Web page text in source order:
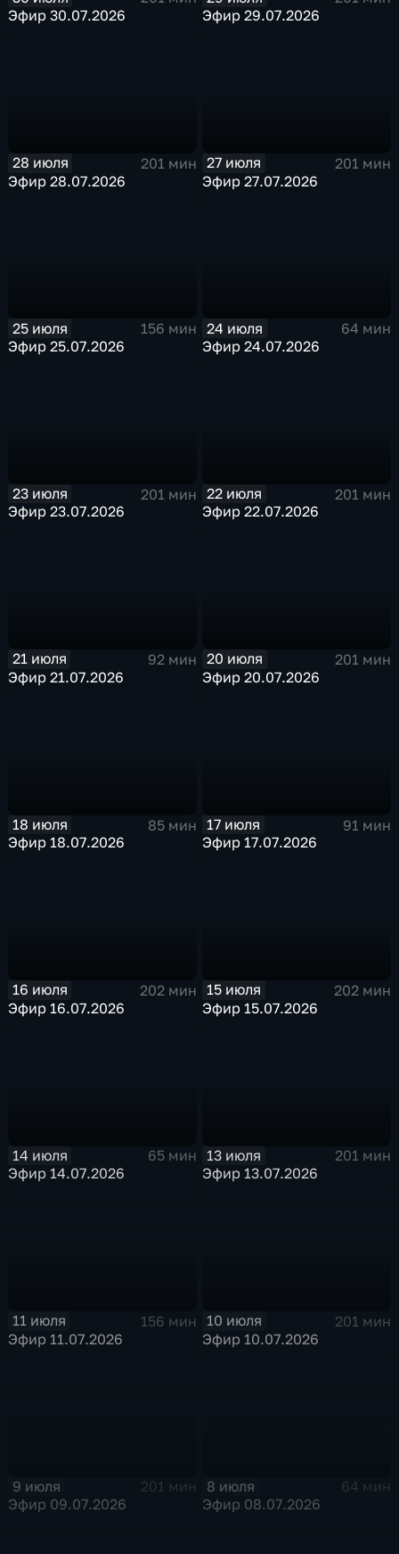
Эфир 30.07.2026
Эфир 29.07.2026
28 июля
201 мин
Эфир 28.07.2026
27 июля
201 мин
Эфир 27.07.2026
25 июля
156 мин
Эфир 25.07.2026
24 июля
64 мин
Эфир 24.07.2026
23 июля
201 мин
Эфир 23.07.2026
22 июля
201 мин
Эфир 22.07.2026
21 июля
92 мин
Эфир 21.07.2026
20 июля
201 мин
Эфир 20.07.2026
18 июля
85 мин
Эфир 18.07.2026
17 июля
91 мин
Эфир 17.07.2026
16 июля
202 мин
Эфир 16.07.2026
15 июля
202 мин
Эфир 15.07.2026
14 июля
65 мин
Эфир 14.07.2026
13 июля
201 мин
Эфир 13.07.2026
11 июля
156 мин
Эфир 11.07.2026
10 июля
201 мин
Эфир 10.07.2026
9 июля
201 мин
Эфир 09.07.2026
8 июля
64 мин
Эфир 08.07.2026